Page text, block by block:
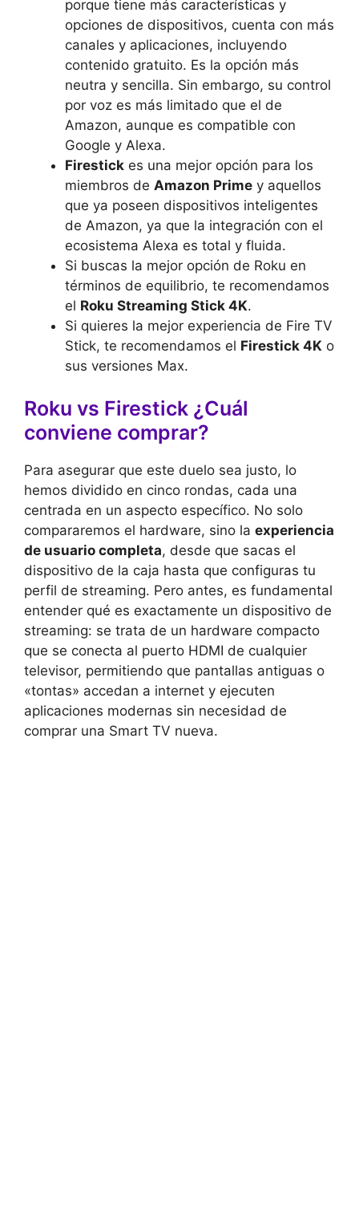
porque tiene más características y
opciones de dispositivos, cuenta con más
canales y aplicaciones, incluyendo
contenido gratuito. Es la opción más
neutra y sencilla. Sin embargo, su control
por voz es más limitado que el de
Amazon, aunque es compatible con
Google y Alexa.
Firestick es una mejor opción para los
miembros de Amazon Prime y aquellos
que ya poseen dispositivos inteligentes
de Amazon, ya que la integración con el
ecosistema Alexa es total y fluida.
Si buscas la mejor opción de Roku en
términos de equilibrio, te recomendamos
el Roku Streaming Stick 4K.
Si quieres la mejor experiencia de Fire TV
Stick, te recomendamos el Firestick 4K o
sus versiones Max.
Roku vs Firestick ¿Cuál
conviene comprar?
Para asegurar que este duelo sea justo, lo
hemos dividido en cinco rondas, cada una
centrada en un aspecto específico. No solo
compararemos el hardware, sino la experiencia
de usuario completa, desde que sacas el
dispositivo de la caja hasta que configuras tu
perfil de streaming. Pero antes, es fundamental
entender qué es exactamente un dispositivo de
streaming: se trata de un hardware compacto
que se conecta al puerto HDMI de cualquier
televisor, permitiendo que pantallas antiguas o
«tontas» accedan a internet y ejecuten
aplicaciones modernas sin necesidad de
comprar una Smart TV nueva.